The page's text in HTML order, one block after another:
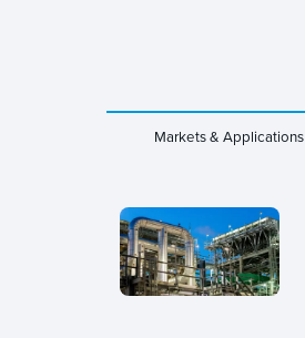
Markets & Applications